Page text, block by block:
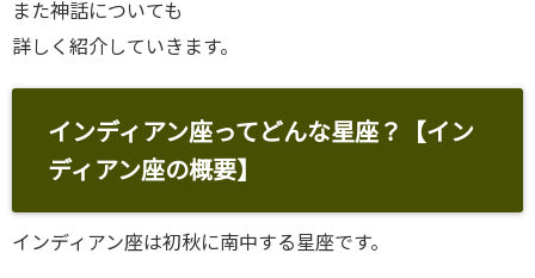
また神話についても
詳しく紹介していきます。
インディアン座ってどんな星座？【イン
ディアン座の概要】
インディアン座は初秋に南中する星座です。